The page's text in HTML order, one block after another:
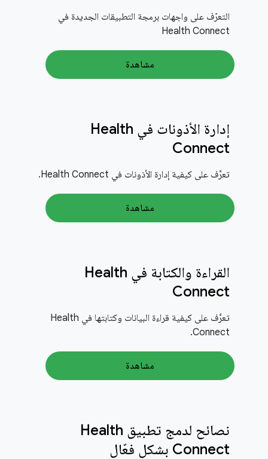
التعرّف على واجهات برمجة التطبيقات الجديدة في
Health Connect
مشاهدة
إدارة الأذونات في Health
Connect
تعرَّف على كيفية إدارة الأذونات في Health Connect.
مشاهدة
القراءة والكتابة في Health
Connect
تعرَّف على كيفية قراءة البيانات وكتابتها في Health
Connect.
مشاهدة
نصائح لدمج تطبيق Health
Connect بشكلٍ فعّال